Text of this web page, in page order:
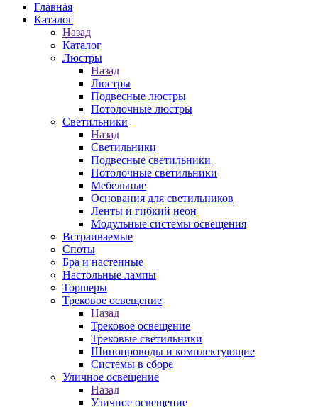
Главная
Каталог
Назад
Каталог
Люстры
Назад
Люстры
Подвесные люстры
Потолочные люстры
Светильники
Назад
Светильники
Подвесные светильники
Потолочные светильники
Мебельные
Основания для светильников
Ленты и гибкий неон
Модульные системы освещения
Встраиваемые
Споты
Бра и настенные
Настольные лампы
Торшеры
Трековое освещение
Назад
Трековое освещение
Трековые светильники
Шинопроводы и комплектующие
Системы в сборе
Уличное освещение
Назад
Уличное освещение